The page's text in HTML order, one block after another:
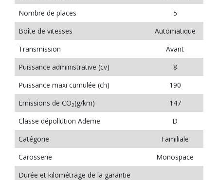
Nombre de places
5
Boîte de vitesses
Automatique
Transmission
Avant
Puissance administrative (cv)
8
Puissance maxi cumulée (ch)
190
Emissions de CO2(g/km)
147
Classe dépollution Ademe
D
Catégorie
Familiale
Carosserie
Monospace
Durée et kilométrage de la garantie